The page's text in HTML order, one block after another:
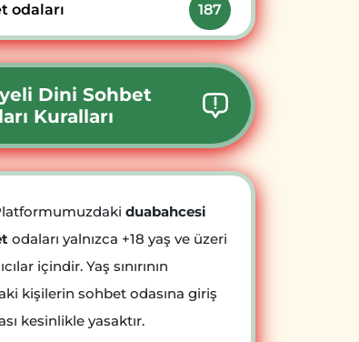
odaları 187
Dini Sohbet
Kuralları
duabahcesi
odaları yalnızca +18 yaş ve üzeri
içindir. Yaş sınırının
kişilerin sohbet odasına giriş
kesinlikle yasaktır.